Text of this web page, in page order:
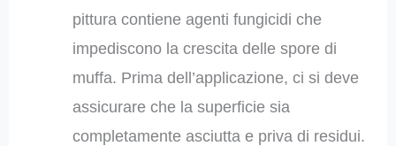
pittura contiene agenti fungicidi che
impediscono la crescita delle spore di
muffa. Prima dell’applicazione, ci si deve
assicurare che la superficie sia
completamente asciutta e priva di residui.